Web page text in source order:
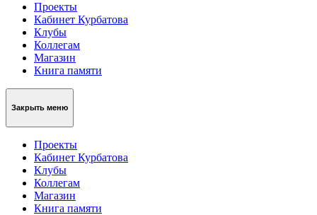
Проекты
Кабинет Курбатова
Клубы
Коллегам
Магазин
Книга памяти
Закрыть меню
Проекты
Кабинет Курбатова
Клубы
Коллегам
Магазин
Книга памяти